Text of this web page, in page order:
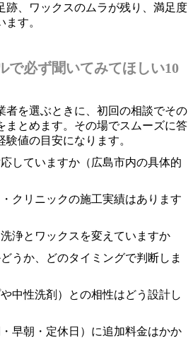
跡、ワックスのムラが残り、満足度
す。
で必ず聞いてみてほしい10
者を選ぶときに、初回の相談でその
まとめます。その場でスムーズに答
値の目安になります。
していますか（広島市内の具体的
クリニックの施工実績はあります
浄とワックスを変えていますか
うか、どのタイミングで判断しま
中性洗剤）との相性はどう設計し
早朝・定休日）に追加料金はかか